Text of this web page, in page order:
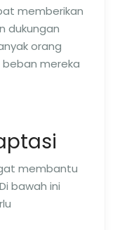
memberikan
dukungan
orang
mereka
membantu
bawah ini